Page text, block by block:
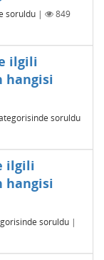
soruldu |
849
ilgili
hangisi
soruldu
ilgili
hangisi
soruldu |